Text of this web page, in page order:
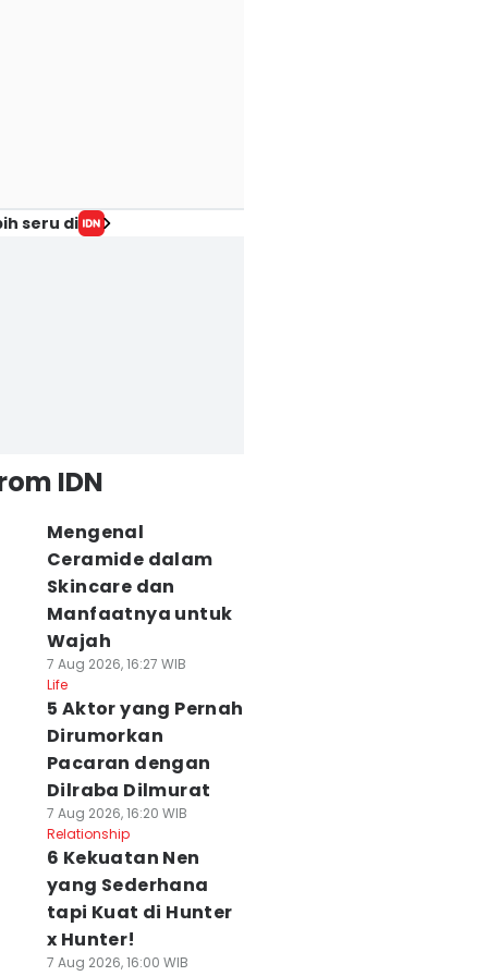
seru di
IDN
Mengenal
Ceramide dalam
Skincare dan
Manfaatnya untuk
Wajah
7 Aug 2026, 16:27 WIB
Life
5 Aktor yang Pernah
Dirumorkan
Pacaran dengan
Dilraba Dilmurat
7 Aug 2026, 16:20 WIB
Relationship
6 Kekuatan Nen
yang Sederhana
tapi Kuat di Hunter
x Hunter!
7 Aug 2026, 16:00 WIB